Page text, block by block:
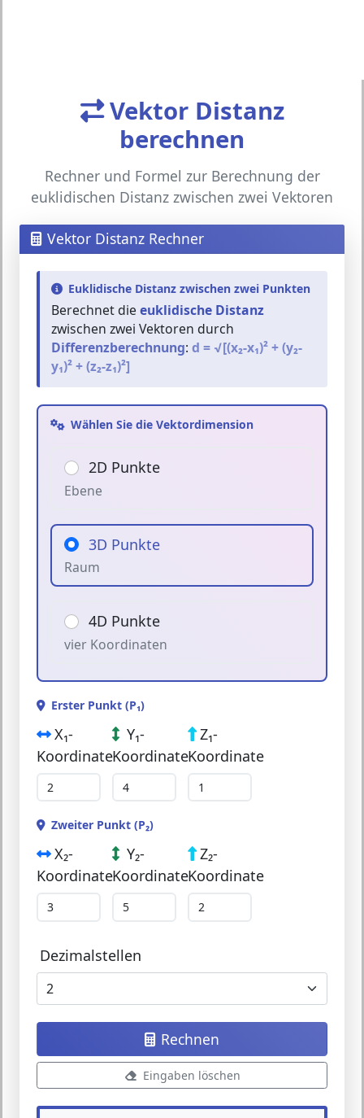
Vektor Distanz
berechnen
Rechner und Formel zur Berechnung der
euklidischen Distanz zwischen zwei Vektoren
Vektor Distanz Rechner
Euklidische Distanz zwischen zwei Punkten
Berechnet die euklidische Distanz
zwischen zwei Vektoren durch
Differenzberechnung: d = √[(x₂-x₁)² + (y₂-
y₁)² + (z₂-z₁)²]
Wählen Sie die Vektordimension
2D Punkte
Ebene
3D Punkte
Raum
4D Punkte
vier Koordinaten
Erster Punkt (P₁)
X₁-
Koordinate
Y₁-
Koordinate
Z₁-
Koordinate
Zweiter Punkt (P₂)
X₂-
Koordinate
Y₂-
Koordinate
Z₂-
Koordinate
Dezimalstellen
Rechnen
Eingaben löschen